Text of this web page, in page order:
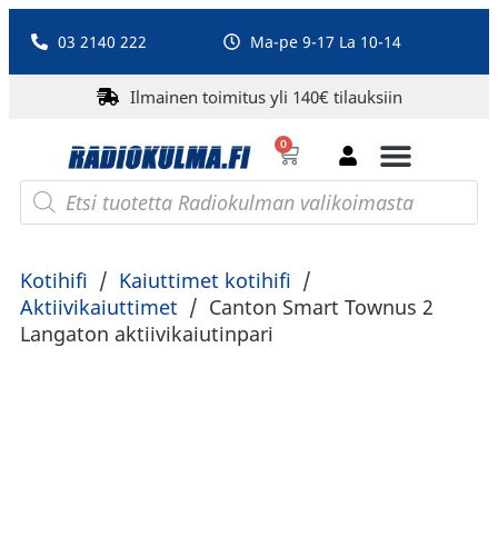
03 2140 222 Ma-pe 9-17 La 10-14
Ilmainen toimitus yli 140€ tilauksiin
0
Kotihifi / Kaiuttimet kotihifi /
Aktiivikaiuttimet / Canton Smart Townus 2
Langaton aktiivikaiutinpari